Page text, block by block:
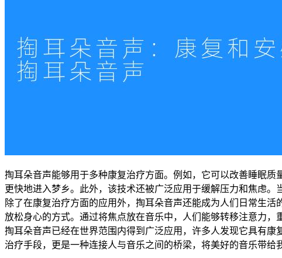
掏耳朵音声能够用于多种康复治疗方面。例如，它可以改善睡眠
更快地进入梦乡。此外，该技术还被广泛应用于缓解压力和焦虑
除了在康复治疗方面的应用外，掏耳朵音声还能成为人们日常生
放松身心的方式。通过将焦点放在音乐中，人们能够转移注意力，
掏耳朵音声已经在世界范围内得到广泛应用，许多人发现它具有
治疗手段，更是一种连接人与音乐之间的桥梁，将美好的音乐带给